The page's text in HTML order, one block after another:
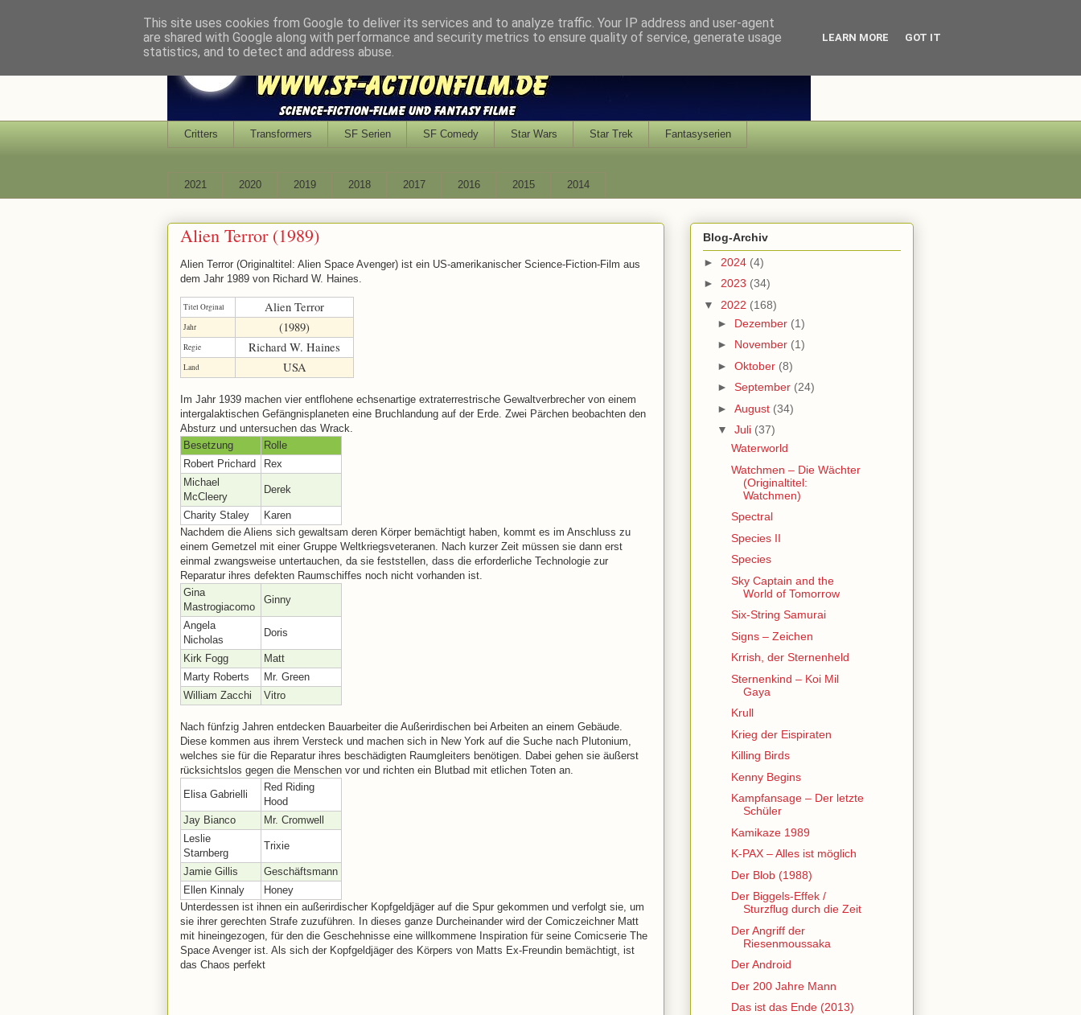
Critters Transformers SF Serien SF Comedy Star Wars Star Trek Fantasyserien
2021 2020 2019 2018 2017 2016 2015 2014
Alien Terror (1989)
Alien Terror (Originaltitel: Alien Space Avenger) ist ein US-amerikanischer Science-Fiction-Film aus
dem Jahr 1989 von Richard W. Haines.
Titel Orginal Alien Terror
Jahr (1989)
Regie Richard W. Haines
Land USA
Im Jahr 1939 machen vier entflohene echsenartige extraterrestrische Gewaltverbrecher von einem
intergalaktischen Gefängnisplaneten eine Bruchlandung auf der Erde. Zwei Pärchen beobachten den
Absturz und untersuchen das Wrack.
Besetzung
Rolle
Robert Prichard
Rex
Michael
McCleery
Derek
Charity Staley
Karen
Nachdem die Aliens sich gewaltsam deren Körper bemächtigt haben, kommt es im Anschluss zu
einem Gemetzel mit einer Gruppe Weltkriegsveteranen. Nach kurzer Zeit müssen sie dann erst
einmal zwangsweise untertauchen, da sie feststellen, dass die erforderliche Technologie zur
Reparatur ihres defekten Raumschiffes noch nicht vorhanden ist.
Gina
Mastrogiacomo
Ginny
Angela
Nicholas
Doris
Kirk Fogg
Matt
Marty Roberts
Mr. Green
William Zacchi
Vitro
Nach fünfzig Jahren entdecken Bauarbeiter die Außerirdischen bei Arbeiten an einem Gebäude.
Diese kommen aus ihrem Versteck und machen sich in New York auf die Suche nach Plutonium,
welches sie für die Reparatur ihres beschädigten Raumgleiters benötigen. Dabei gehen sie äußerst
rücksichtslos gegen die Menschen vor und richten ein Blutbad mit etlichen Toten an.
Elisa Gabrielli
Red Riding
Hood
Jay Bianco
Mr. Cromwell
Leslie
Starnberg
Trixie
Jamie Gillis
Geschäftsmann
Ellen Kinnaly
Honey
Unterdessen ist ihnen ein außerirdischer Kopfgeldjäger auf die Spur gekommen und verfolgt sie, um
sie ihrer gerechten Strafe zuzuführen. In dieses ganze Durcheinander wird der Comiczeichner Matt
mit hineingezogen, für den die Geschehnisse eine willkommene Inspiration für seine Comicserie The
Space Avenger ist. Als sich der Kopfgeldjäger des Körpers von Matts Ex-Freundin bemächtigt, ist
das Chaos perfekt
Blog-Archiv
► 2024 (4)
► 2023 (34)
▼ 2022 (168)
► Dezember (1)
► November (1)
► Oktober (8)
► September (24)
► August (34)
▼ Juli (37)
Waterworld
Watchmen – Die Wächter
(Originaltitel:
Watchmen)
Spectral
Species II
Species
Sky Captain and the
World of Tomorrow
Six-String Samurai
Signs – Zeichen
Krrish, der Sternenheld
Sternenkind – Koi Mil
Gaya
Krull
Krieg der Eispiraten
Killing Birds
Kenny Begins
Kampfansage – Der letzte
Schüler
Kamikaze 1989
K-PAX – Alles ist möglich
Der Blob (1988)
Der Biggels-Effek /
Sturzflug durch die Zeit
Der Angriff der
Riesenmoussaka
Der Android
Der 200 Jahre Mann
Das ist das Ende (2013)
This site uses cookies from Google to deliver its services and to analyze traffic. Your IP address and user-agent
are shared with Google along with performance and security metrics to ensure quality of service, generate usage
statistics, and to detect and address abuse.
LEARN MORE GOT IT